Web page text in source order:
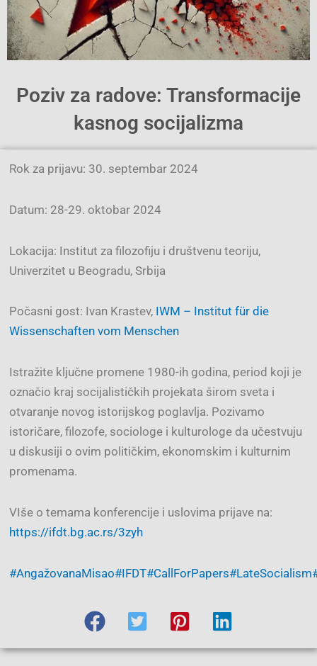
Poziv za radove: Transformacije
kasnog socijalizma
Rok za prijavu: 30. septembar 2024
Datum: 28-29. oktobar 2024
Lokacija: Institut za filozofiju i društvenu teoriju,
Univerzitet u Beogradu, Srbija
Počasni gost: Ivan Krastev, IWM – Institut für die
Wissenschaften vom Menschen
Istražite ključne promene 1980-ih godina, period koji je
označio kraj socijalističkih projekata širom sveta i
otvaranje novog istorijskog poglavlja. Pozivamo
istoričare, filozofe, sociologe i kulturologe da učestvuju
u diskusiji o ovim političkim, ekonomskim i kulturnim
promenama.
VIše o temama konferencije i uslovima prijave na:
https://ifdt.bg.ac.rs/3zyh
#AngažovanaMisao#IFDT#CallForPapers#LateSocialism